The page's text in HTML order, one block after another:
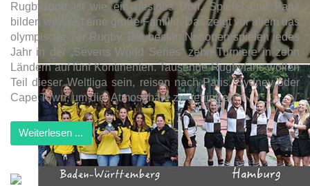
Rugbysport ist wie ein riesiges Dorf, Spieler und Fans
bilden weltweit eine große Familie. Das zeigt vor allem das
olympische 7er Rugby. Die besten Nationen spielen jedes
Jahr in der „Sevens World Series“ zehn Turniere in zehn
Ländern auf fünf Kontinenten. Tausende Rugbyfans wollen
Teil dieser Weltliga sein, reisen nach Paris, Sydney oder
Cape Town, um dieAtmosphäre zu genießen.
Weiterlesen ...